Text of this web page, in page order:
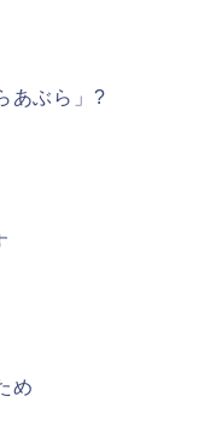
あぶら」?
め